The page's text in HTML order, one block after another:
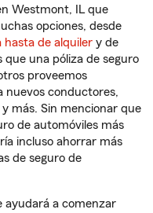
Westmont, IL que
opciones, desde
hasta de alquiler y de
que una póliza de seguro
proveemos
nuevos conductores,
más. Sin mencionar que
de automóviles más
incluso ahorrar más
de seguro de
ayudará a comenzar